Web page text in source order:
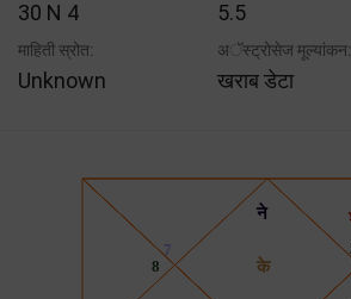
30 N 4 5.5
माहिती स्रोत:
Unknown
अॅस्ट्रोसेज मूल्यांकन:
खराब डेटा